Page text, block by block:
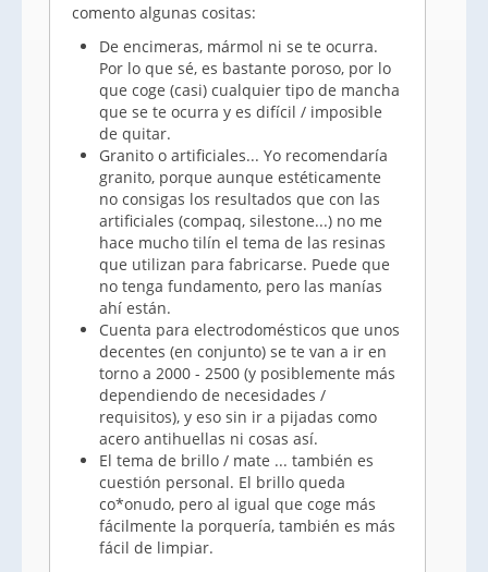
comento algunas cositas:
De encimeras, mármol ni se te ocurra.
Por lo que sé, es bastante poroso, por lo
que coge (casi) cualquier tipo de mancha
que se te ocurra y es difícil / imposible
de quitar.
Granito o artificiales... Yo recomendaría
granito, porque aunque estéticamente
no consigas los resultados que con las
artificiales (compaq, silestone...) no me
hace mucho tilín el tema de las resinas
que utilizan para fabricarse. Puede que
no tenga fundamento, pero las manías
ahí están.
Cuenta para electrodomésticos que unos
decentes (en conjunto) se te van a ir en
torno a 2000 - 2500 (y posiblemente más
dependiendo de necesidades /
requisitos), y eso sin ir a pijadas como
acero antihuellas ni cosas así.
El tema de brillo / mate ... también es
cuestión personal. El brillo queda
co*onudo, pero al igual que coge más
fácilmente la porquería, también es más
fácil de limpiar.